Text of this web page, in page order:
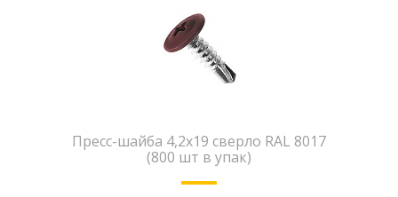
Пресс-шайба 4,2х19 сверло RAL 8017
(800 шт в упак)